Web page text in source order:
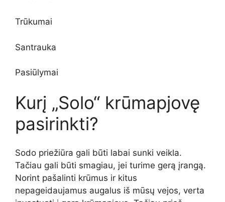
Trūkumai
Santrauka
Pasiūlymai
Kurį „Solo“ krūmapjovę
pasirinkti?
Sodo priežiūra gali būti labai sunki veikla.
Tačiau gali būti smagiau, jei turime gerą įrangą.
Norint pašalinti krūmus ir kitus
nepageidaujamus augalus iš mūsų vejos, verta